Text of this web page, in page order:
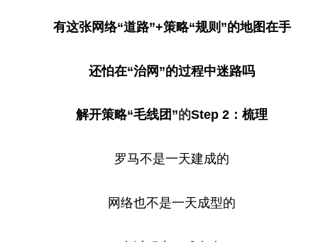
有这张网络“道路”+策略“规则”的地图在手
还怕在“治网”的过程中迷路吗
解开策略“毛线团”的Step 2：梳理
罗马不是一天建成的
网络也不是一天成型的